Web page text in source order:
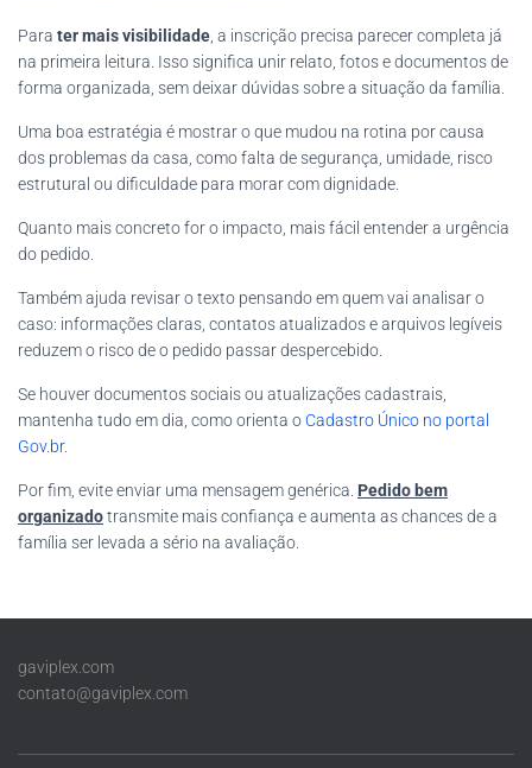
Para ter mais visibilidade, a inscrição precisa parecer completa já
na primeira leitura. Isso significa unir relato, fotos e documentos de
forma organizada, sem deixar dúvidas sobre a situação da família.
Uma boa estratégia é mostrar o que mudou na rotina por causa
dos problemas da casa, como falta de segurança, umidade, risco
estrutural ou dificuldade para morar com dignidade.
Quanto mais concreto for o impacto, mais fácil entender a urgência
do pedido.
Também ajuda revisar o texto pensando em quem vai analisar o
caso: informações claras, contatos atualizados e arquivos legíveis
reduzem o risco de o pedido passar despercebido.
Se houver documentos sociais ou atualizações cadastrais,
mantenha tudo em dia, como orienta o Cadastro Único no portal
Gov.br.
Por fim, evite enviar uma mensagem genérica. Pedido bem
organizadotransmite mais confiança e aumenta as chances de a
família ser levada a sério na avaliação.
gaviplex.com
contato@gaviplex.com